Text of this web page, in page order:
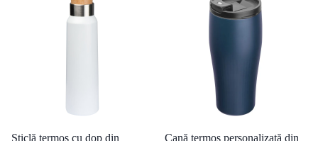
Sticlă termos cu dop din
Cană termos personalizată din